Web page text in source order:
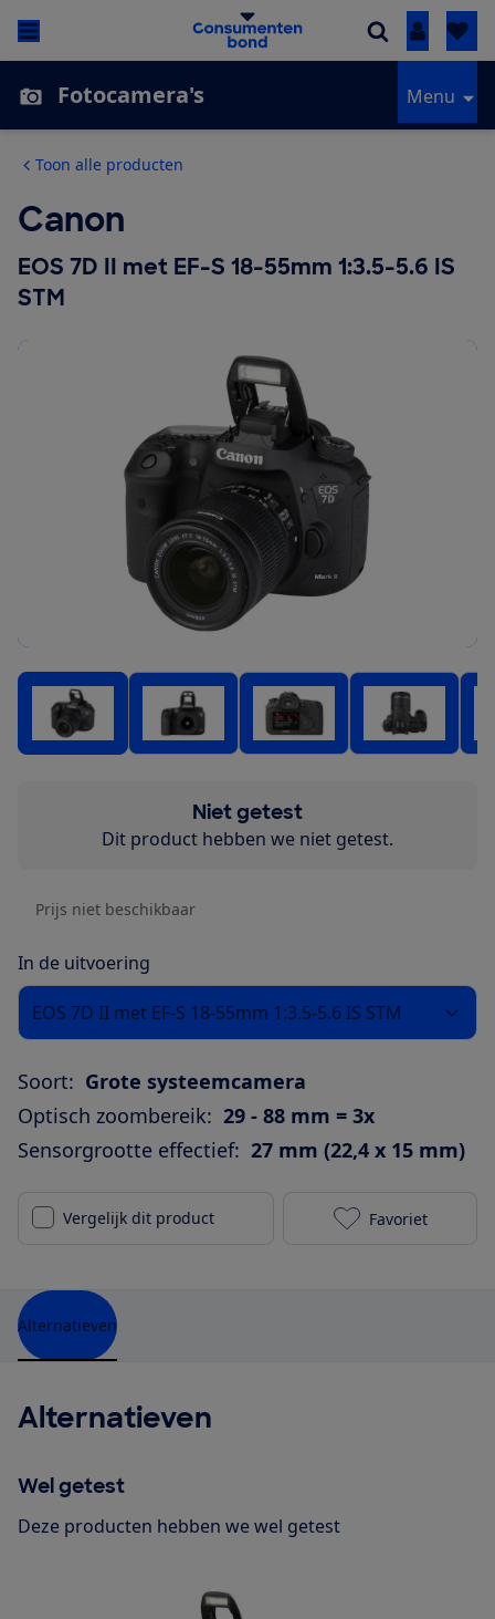
Inloggen
Fotocamera's Menu
Toon alle producten
Canon
EOS 7D II met EF-S 18-55mm 1:3.5-5.6 IS
STM
Niet getest
Dit product hebben we niet getest.
Prijs niet beschikbaar
In de uitvoering
EOS 7D II met EF-S 18-55mm 1:3.5-5.6 IS STM
Soort: Grote systeemcamera
Optisch zoombereik: 29 - 88 mm = 3x
Sensorgrootte effectief: 27 mm (22,4 x 15 mm)
Vergelijk dit product Canon EOS
Favoriet
Alternatieven
Alternatieven
Wel getest
Deze producten hebben we wel getest